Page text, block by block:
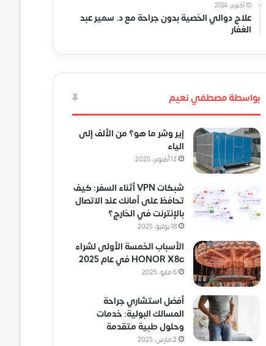
10 أكتوبر، 2024
علاج دوالي الخصية بدون جراحة مع د. سمير عبد
الغفار
بواسطة مصطفي نعيم
إير وشر ما هو؟ من الألف إلى
الياء
13 أكتوبر، 2025
شبكات VPN أثناء السفر: كيف
تحافظ على أمانك عند الاتصال
بالإنترنت في الخارج؟
18 يوليو، 2025
الأسباب الخمسة الأولى لشراء
HONOR X8c في عام 2025
6 مايو، 2025
أفضل استشاري جراحة
المسالك البولية: خدمات
وحلول طبية متقدمة
2 مارس، 2025